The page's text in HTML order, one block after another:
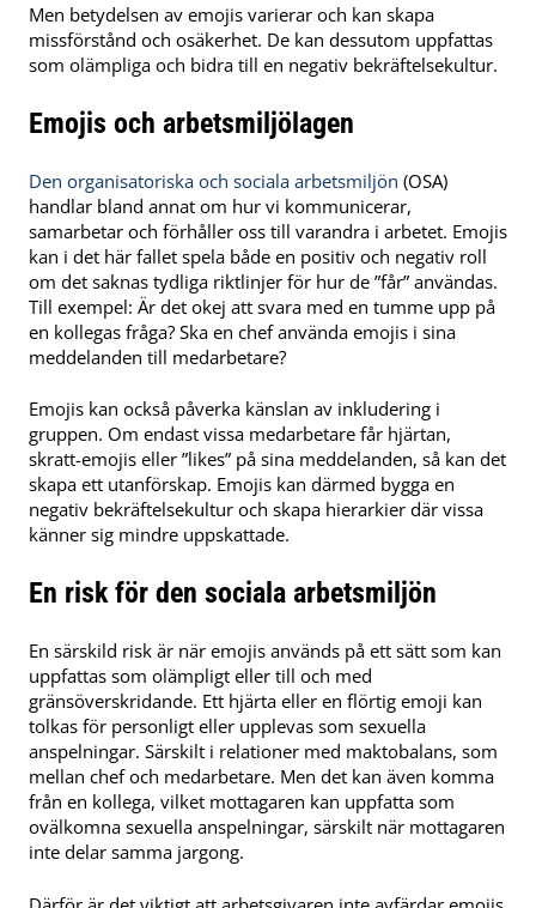
Men betydelsen av emojis varierar och kan skapa
missförstånd och osäkerhet. De kan dessutom uppfattas
som olämpliga och bidra till en negativ bekräftelsekultur.
Emojis och arbetsmiljölagen
Den organisatoriska och sociala arbetsmiljön (OSA)
handlar bland annat om hur vi kommunicerar,
samarbetar och förhåller oss till varandra i arbetet. Emojis
kan i det här fallet spela både en positiv och negativ roll
om det saknas tydliga riktlinjer för hur de ”får” användas.
Till exempel: Är det okej att svara med en tumme upp på
en kollegas fråga? Ska en chef använda emojis i sina
meddelanden till medarbetare?
Emojis kan också påverka känslan av inkludering i
gruppen. Om endast vissa medarbetare får hjärtan,
skratt-emojis eller ”likes” på sina meddelanden, så kan det
skapa ett utanförskap. Emojis kan därmed bygga en
negativ bekräftelsekultur och skapa hierarkier där vissa
känner sig mindre uppskattade.
En risk för den sociala arbetsmiljön
En särskild risk är när emojis används på ett sätt som kan
uppfattas som olämpligt eller till och med
gränsöverskridande. Ett hjärta eller en flörtig emoji kan
tolkas för personligt eller upplevas som sexuella
anspelningar. Särskilt i relationer med maktobalans, som
mellan chef och medarbetare. Men det kan även komma
från en kollega, vilket mottagaren kan uppfatta som
ovälkomna sexuella anspelningar, särskilt när mottagaren
inte delar samma jargong.